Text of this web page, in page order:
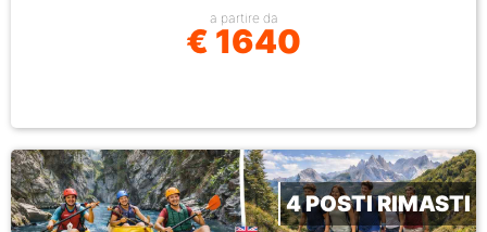
a partire da
€ 1640
4 POSTI RIMASTI